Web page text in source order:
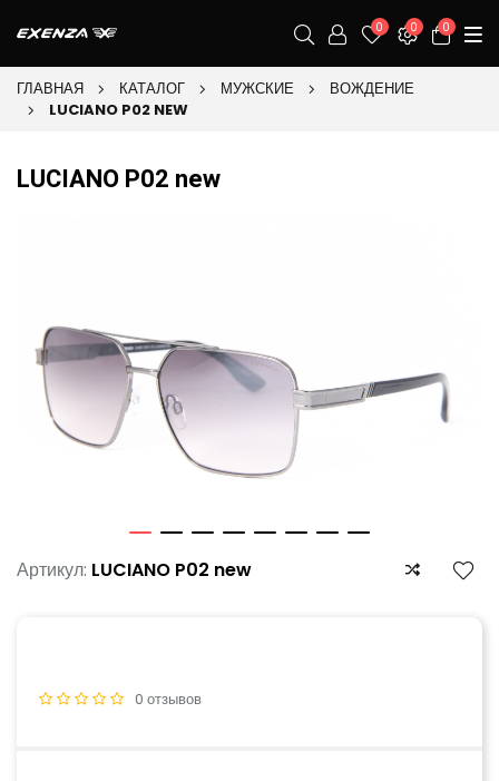
0 0 0
ГЛАВНАЯ КАТАЛОГ МУЖСКИЕ
ВОЖДЕНИЕ
LUCIANO P02 NEW
LUCIANO P02 new
Артикул: LUCIANO P02 new
0 отзывов